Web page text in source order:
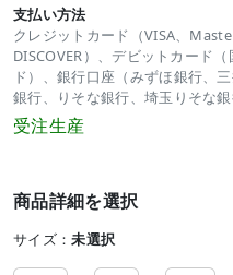
支払い方法
クレジットカード（VISA、
DISCOVER）、デビットカード
ド）、銀行口座（みずほ銀行、
銀行、りそな銀行、埼玉りそな銀
受注生産
商品詳細を選択
サイズ：未選択